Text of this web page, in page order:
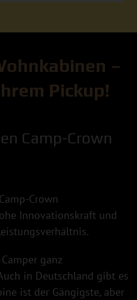
–
Pickup!
Camp-Crown
Crown
Innovationskraft und
ganz
in Deutschland gibt es
ist der Gängigste, aber